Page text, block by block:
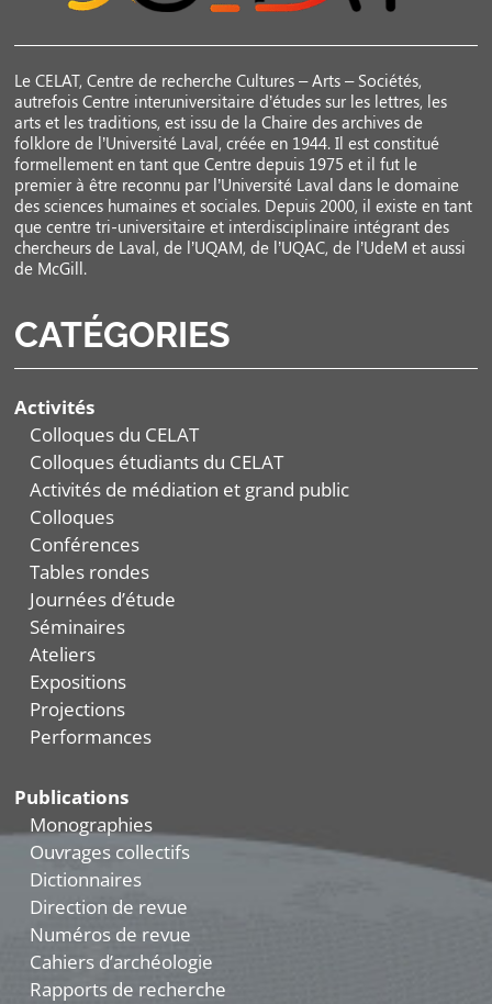
Le CELAT, Centre de recherche Cultures – Arts – Sociétés,
autrefois Centre interuniversitaire d’études sur les lettres, les
arts et les traditions, est issu de la Chaire des archives de
folklore de l’Université Laval, créée en 1944. Il est constitué
formellement en tant que Centre depuis 1975 et il fut le
premier à être reconnu par l’Université Laval dans le domaine
des sciences humaines et sociales. Depuis 2000, il existe en tant
que centre tri-universitaire et interdisciplinaire intégrant des
chercheurs de Laval, de l’UQAM, de l’UQAC, de l’UdeM et aussi
de McGill.
CATÉGORIES
Activités
Colloques du CELAT
Colloques étudiants du CELAT
Activités de médiation et grand public
Colloques
Conférences
Tables rondes
Journées d’étude
Séminaires
Ateliers
Expositions
Projections
Performances
Publications
Monographies
Ouvrages collectifs
Dictionnaires
Direction de revue
Numéros de revue
Cahiers d’archéologie
Rapports de recherche